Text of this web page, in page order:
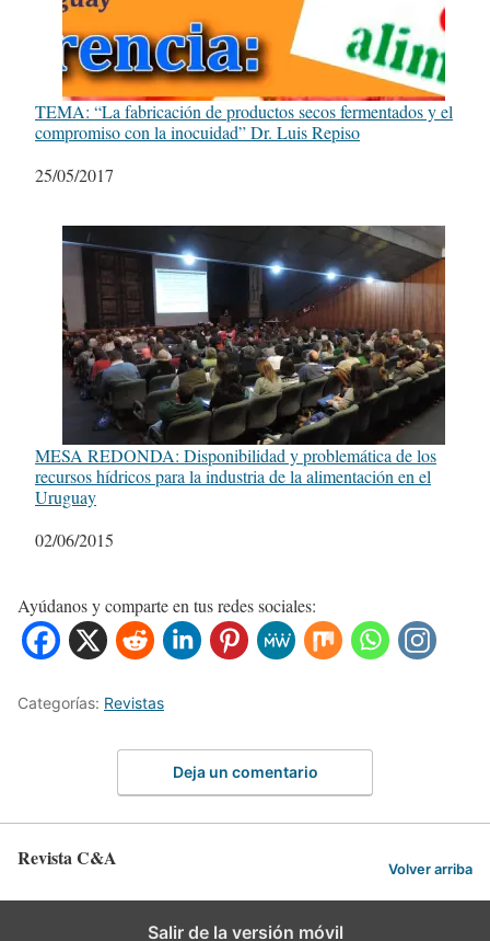
TEMA: “La fabricación de productos secos fermentados y el
compromiso con la inocuidad” Dr. Luis Repiso
Fecha
25/05/2017
MESA REDONDA: Disponibilidad y problemática de los
recursos hídricos para la industria de la alimentación en el
Uruguay
Fecha
02/06/2015
Ayúdanos y comparte en tus redes sociales:
Categorías: Revistas
Deja un comentario
Revista C&A Volver arriba
Salir de la versión móvil